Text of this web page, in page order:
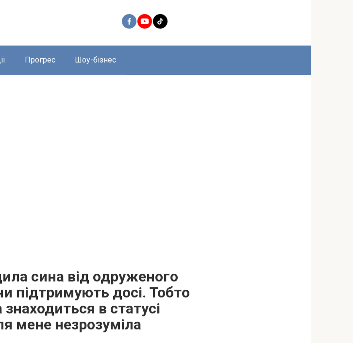
Прогрес Шоу-бізнес
сина від одруженого
підтримують досі. Тобто
в статусі
мене незрозуміла